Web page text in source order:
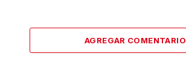
AGREGAR COMENTARIO